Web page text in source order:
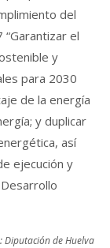
del
el
y
para 2030
de la energía
y duplicar
así
ejecución y
Diputación de Huelva